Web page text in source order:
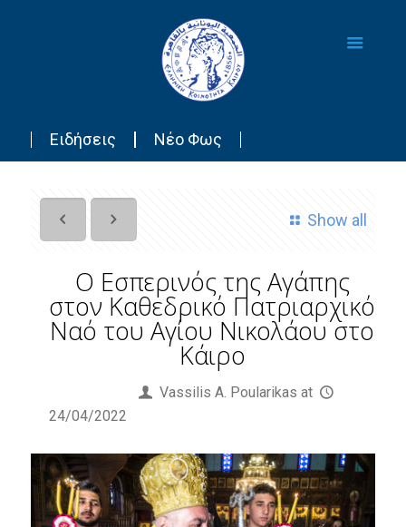
Ειδήσεις Νέο Φως
Show all
Ο Εσπερινός της Αγάπης
στον Καθεδρικό Πατριαρχικό
Ναό του Αγίου Νικολάου στο
Κάιρο
Vassilis Α. Poularikas at
24/04/2022